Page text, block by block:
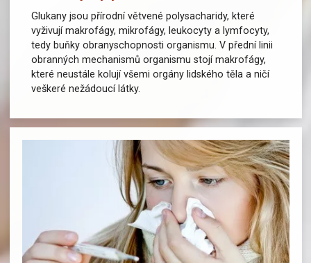
Glukany jsou přírodní větvené polysacharidy, které
vyživují makrofágy, mikrofágy, leukocyty a lymfocyty,
tedy buňky obranyschopnosti organismu. V přední linii
obranných mechanismů organismu stojí makrofágy,
které neustále kolují všemi orgány lidského těla a ničí
veškeré nežádoucí látky.